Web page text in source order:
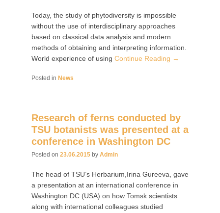
Today, the study of phytodiversity is impossible
without the use of interdisciplinary approaches
based on classical data analysis and modern
methods of obtaining and interpreting information.
World experience of using Continue Reading →
Posted in News
Research of ferns conducted by
TSU botanists was presented at a
conference in Washington DC
Posted on 23.06.2015 by Admin
The head of TSU’s Herbarium,Irina Gureeva, gave
a presentation at an international conference in
Washington DC (USA) on how Tomsk scientists
along with international colleagues studied